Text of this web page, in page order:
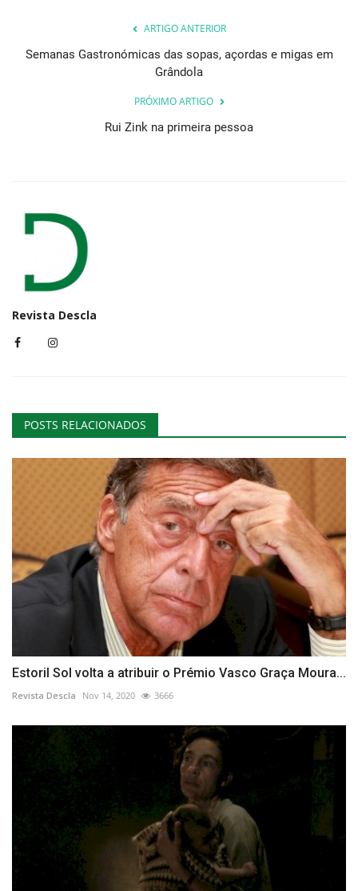
ARTIGO ANTERIOR
Semanas Gastronómicas das sopas, açordas e migas em
Grândola
PRÓXIMO ARTIGO
Rui Zink na primeira pessoa
Revista Descla
POSTS RELACIONADOS
Estoril Sol volta a atribuir o Prémio Vasco Graça Moura...
Revista Descla Nov 14, 2020 3666